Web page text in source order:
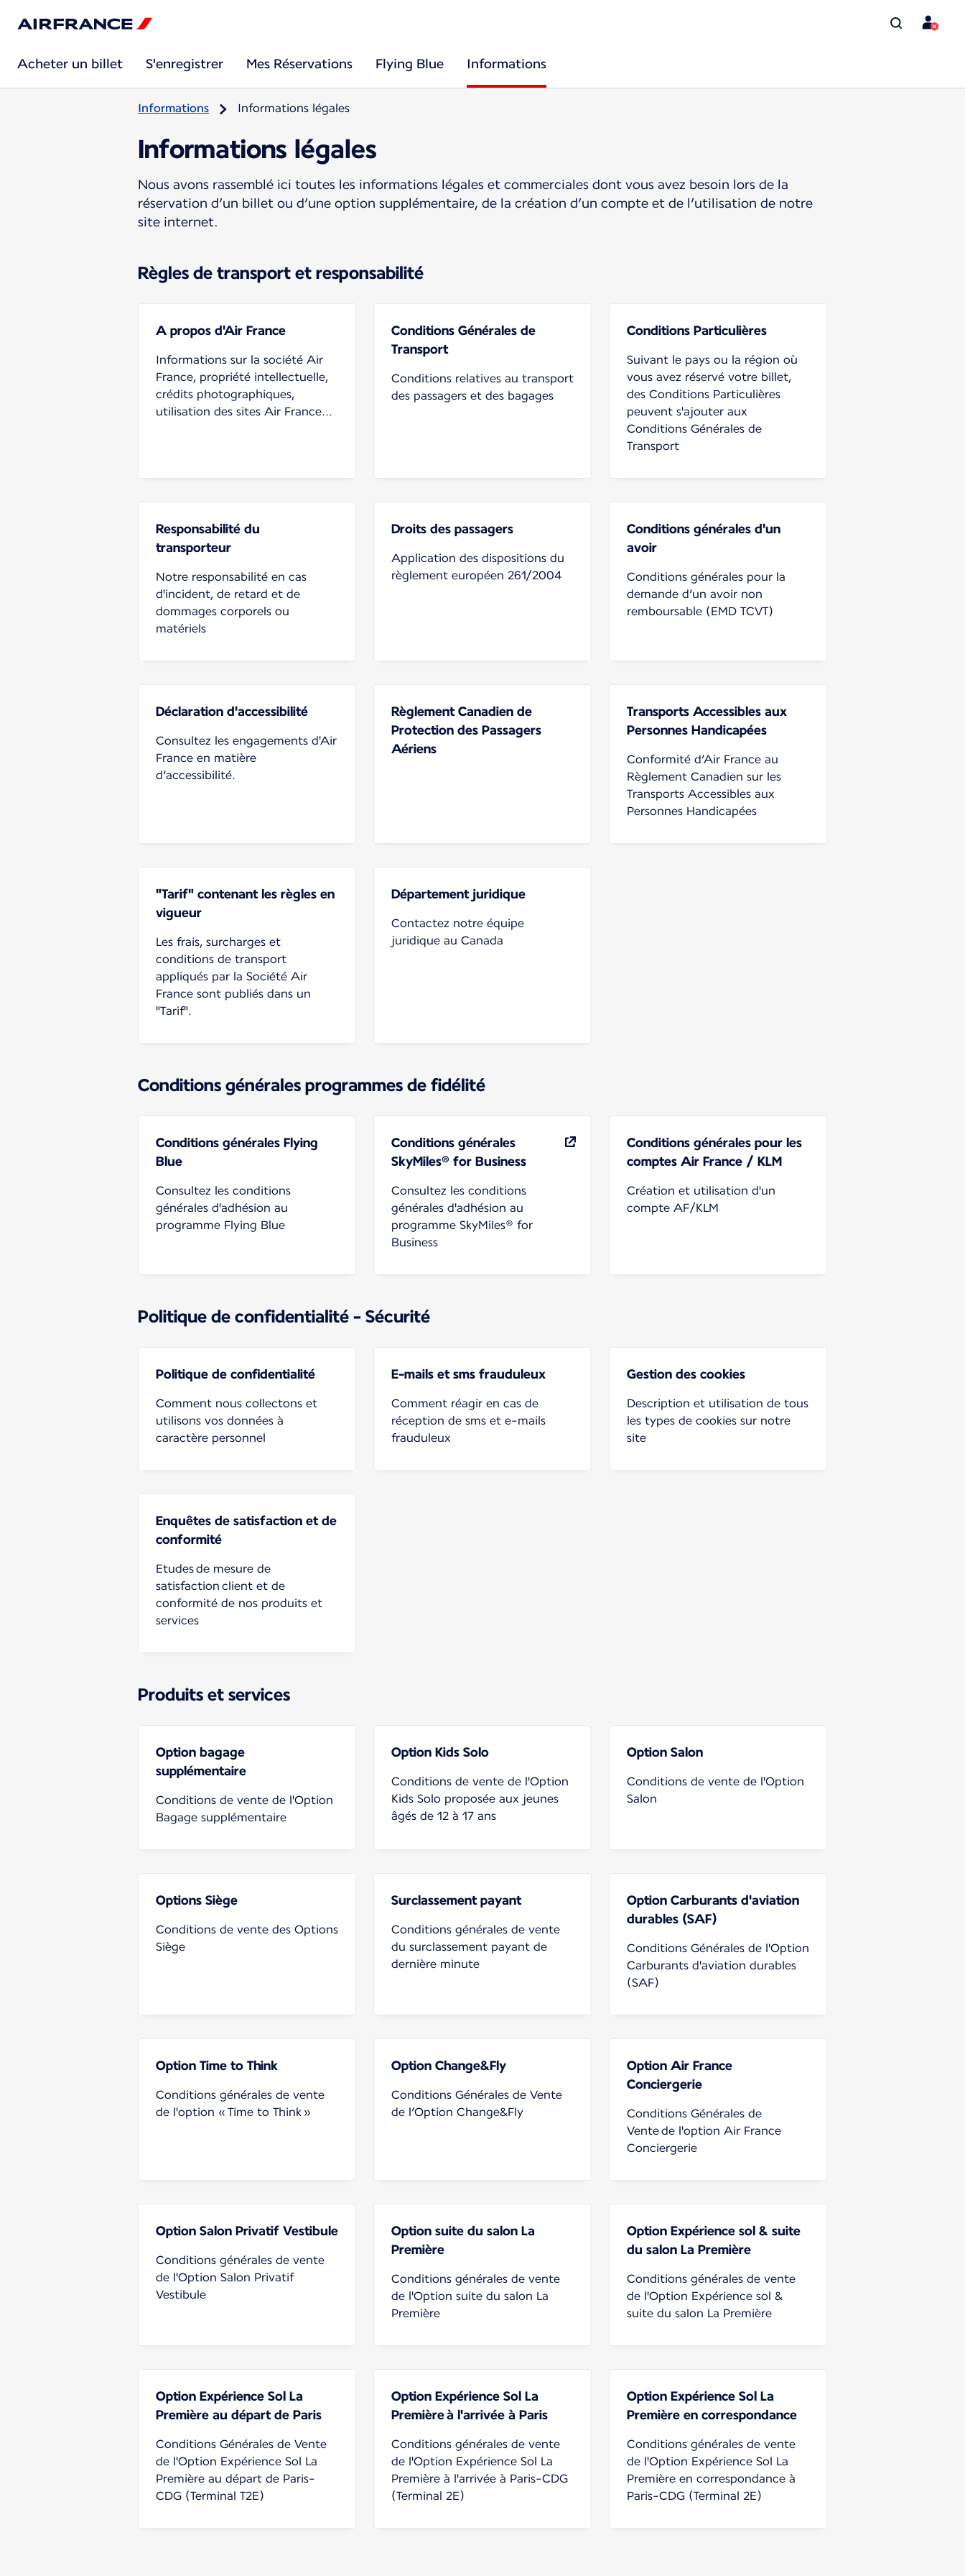
Acheter un billet S'enregistrer Mes Réservations Flying Blue Informations
Informations Informations légales
Informations légales
Nous avons rassemblé ici toutes les informations légales et commerciales dont vous avez besoin lors de la
réservation d’un billet ou d’une option supplémentaire, de la création d’un compte et de l’utilisation de notre
site internet.
Règles de transport et responsabilité
A propos d'Air France
Informations sur la société Air
France, propriété intellectuelle,
crédits photographiques,
utilisation des sites Air France...
Conditions Générales de
Transport
Conditions relatives au transport
des passagers et des bagages
Conditions Particulières
Suivant le pays ou la région où
vous avez réservé votre billet,
des Conditions Particulières
peuvent s'ajouter aux
Conditions Générales de
Transport
Responsabilité du
transporteur
Notre responsabilité en cas
d'incident, de retard et de
dommages corporels ou
matériels
Droits des passagers
Application des dispositions du
règlement européen 261/2004
Conditions générales d'un
avoir
Conditions générales pour la
demande d’un avoir non
remboursable (EMD TCVT)
Déclaration d'accessibilité
Consultez les engagements d'Air
France en matière
d’accessibilité.
Règlement Canadien de
Protection des Passagers
Aériens
Transports Accessibles aux
Personnes Handicapées
Conformité d’Air France au
Règlement Canadien sur les
Transports Accessibles aux
Personnes Handicapées
"Tarif" contenant les règles en
vigueur
Les frais, surcharges et
conditions de transport
appliqués par la Société Air
France sont publiés dans un
"Tarif".
Département juridique
Contactez notre équipe
juridique au Canada
Conditions générales programmes de fidélité
Conditions générales Flying
Blue
Consultez les conditions
générales d'adhésion au
programme Flying Blue
Conditions générales
SkyMiles® for Business
Consultez les conditions
générales d'adhésion au
programme SkyMiles® for
Business
Conditions générales pour les
comptes Air France / KLM
Création et utilisation d'un
compte AF/KLM
Politique de confidentialité - Sécurité
Politique de confidentialité
Comment nous collectons et
utilisons vos données à
caractère personnel
E-mails et sms frauduleux
Comment réagir en cas de
réception de sms et e-mails
frauduleux
Gestion des cookies
Description et utilisation de tous
les types de cookies sur notre
site
Enquêtes de satisfaction et de
conformité
Etudes de mesure de
satisfaction client et de
conformité de nos produits et
services
Produits et services
Option bagage
supplémentaire
Conditions de vente de l'Option
Bagage supplémentaire
Option Kids Solo
Conditions de vente de l'Option
Kids Solo proposée aux jeunes
âgés de 12 à 17 ans
Option Salon
Conditions de vente de l'Option
Salon
Options Siège
Conditions de vente des Options
Siège
Surclassement payant
Conditions générales de vente
du surclassement payant de
dernière minute
Option Carburants d'aviation
durables (SAF)
Conditions Générales de l'Option
Carburants d'aviation durables
(SAF)
Option Time to Think
Conditions générales de vente
de l'option « Time to Think »
Option Change&Fly
Conditions Générales de Vente
de l’Option Change&Fly
Option Air France
Conciergerie
Conditions Générales de
Vente de l'option Air France
Conciergerie
Option Salon Privatif Vestibule
Conditions générales de vente
de l'Option Salon Privatif
Vestibule
Option suite du salon La
Première
Conditions générales de vente
de l'Option suite du salon La
Première
Option Expérience sol & suite
du salon La Première
Conditions générales de vente
de l'Option Expérience sol &
suite du salon La Première
Option Expérience Sol La
Première au départ de Paris
Conditions Générales de Vente
de l'Option Expérience Sol La
Première au départ de Paris-
CDG (Terminal T2E)
Option Expérience Sol La
Première à l'arrivée à Paris
Conditions générales de vente
de l'Option Expérience Sol La
Première à l'arrivée à Paris-CDG
(Terminal 2E)
Option Expérience Sol La
Première en correspondance
Conditions générales de vente
de l'Option Expérience Sol La
Première en correspondance à
Paris-CDG (Terminal 2E)